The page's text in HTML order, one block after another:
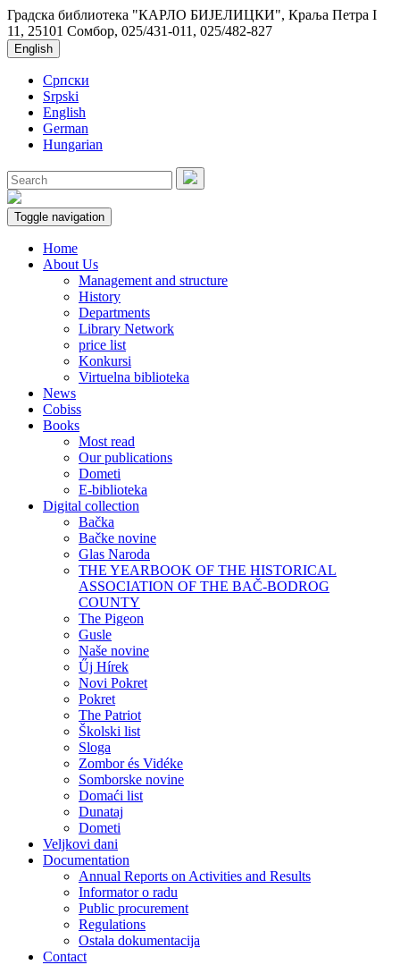
Градска библиотека "КАРЛО БИЈЕЛИЦКИ", Краља Петра I
11, 25101 Сомбор, 025/431-011, 025/482-827
English
Српски
Srpski
English
German
Hungarian
Toggle navigation
Home
About Us
Management and structure
History
Departments
Library Network
price list
Konkursi
Virtuelna biblioteka
News
Cobiss
Books
Most read
Our publications
Dometi
E-biblioteka
Digital collection
Bačka
Bačke novine
Glas Naroda
THE YEARBOOK OF THE HISTORICAL
ASSOCIATION OF THE BAČ-BODROG
COUNTY
The Pigeon
Gusle
Naše novine
Űj Hírek
Novi Pokret
Pokret
The Patriot
Školski list
Sloga
Zombor és Vidéke
Somborske novine
Domaći list
Dunataj
Dometi
Veljkovi dani
Documentation
Annual Reports on Activities and Results
Informator o radu
Public procurement
Regulations
Ostala dokumentacija
Contact